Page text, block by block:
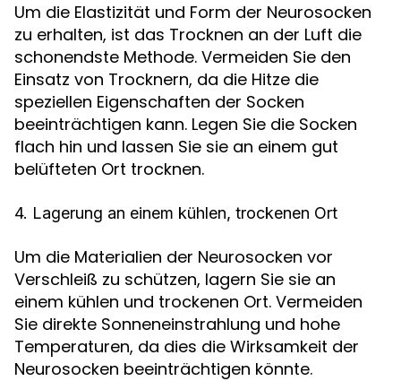
Um die Elastizität und Form der Neurosocken
zu erhalten, ist das Trocknen an der Luft die
schonendste Methode. Vermeiden Sie den
Einsatz von Trocknern, da die Hitze die
speziellen Eigenschaften der Socken
beeinträchtigen kann. Legen Sie die Socken
flach hin und lassen Sie sie an einem gut
belüfteten Ort trocknen.
4. Lagerung an einem kühlen, trockenen Ort
Um die Materialien der Neurosocken vor
Verschleiß zu schützen, lagern Sie sie an
einem kühlen und trockenen Ort. Vermeiden
Sie direkte Sonneneinstrahlung und hohe
Temperaturen, da dies die Wirksamkeit der
Neurosocken beeinträchtigen könnte.